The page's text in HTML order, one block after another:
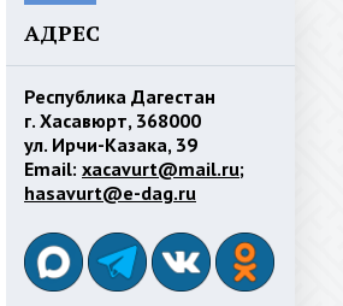
АДРЕС
Республика Дагестан
г. Хасавюрт, 368000
ул. Ирчи-Казака, 39
Email: xacavurt@mail.ru;
hasavurt@e-dag.ru